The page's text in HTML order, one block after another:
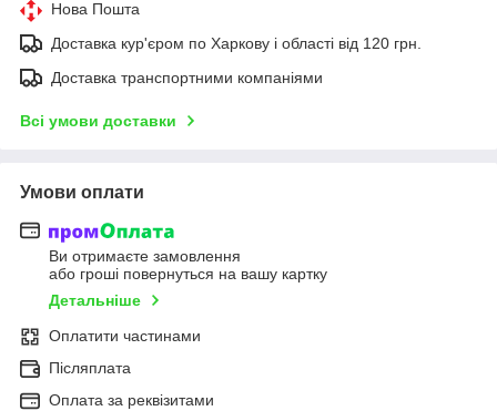
Нова Пошта
Доставка кур'єром по Харкову і області від 120 грн.
Доставка транспортними компаніями
Всі умови доставки
Умови оплати
Ви отримаєте замовлення
або гроші повернуться на вашу картку
Детальніше
Оплатити частинами
Післяплата
Оплата за реквізитами